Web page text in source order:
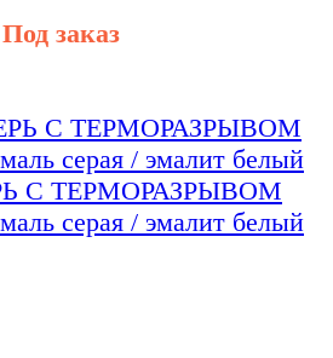
заказ
С ТЕРМОРАЗРЫВОМ
серая / эмалит белый